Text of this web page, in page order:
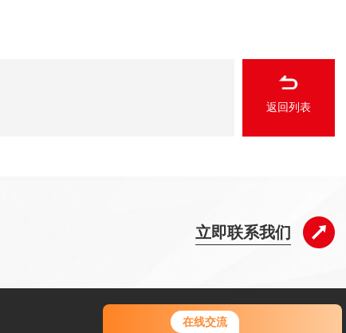
在线交流
返回列表
立即联系我们